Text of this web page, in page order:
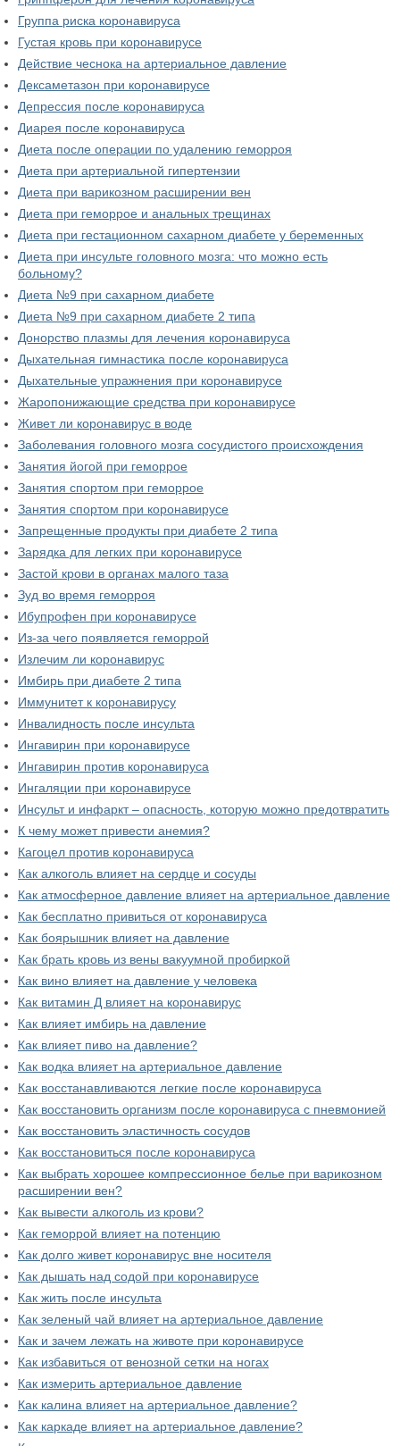
Группа риска коронавируса
Густая кровь при коронавирусе
Действие чеснока на артериальное давление
Дексаметазон при коронавирусе
Депрессия после коронавируса
Диарея после коронавируса
Диета после операции по удалению геморроя
Диета при артериальной гипертензии
Диета при варикозном расширении вен
Диета при геморрое и анальных трещинах
Диета при гестационном сахарном диабете у беременных
Диета при инсульте головного мозга: что можно есть
больному?
Диета №9 при сахарном диабете
Диета №9 при сахарном диабете 2 типа
Донорство плазмы для лечения коронавируса
Дыхательная гимнастика после коронавируса
Дыхательные упражнения при коронавирусе
Жаропонижающие средства при коронавирусе
Живет ли коронавирус в воде
Заболевания головного мозга сосудистого происхождения
Занятия йогой при геморрое
Занятия спортом при геморрое
Занятия спортом при коронавирусе
Запрещенные продукты при диабете 2 типа
Зарядка для легких при коронавирусе
Застой крови в органах малого таза
Зуд во время геморроя
Ибупрофен при коронавирусе
Из-за чего появляется геморрой
Излечим ли коронавирус
Имбирь при диабете 2 типа
Иммунитет к коронавирусу
Инвалидность после инсульта
Ингавирин при коронавирусе
Ингавирин против коронавируса
Ингаляции при коронавирусе
Инсульт и инфаркт – опасность, которую можно предотвратить
К чему может привести анемия?
Кагоцел против коронавируса
Как алкоголь влияет на сердце и сосуды
Как атмосферное давление влияет на артериальное давление
Как бесплатно привиться от коронавируса
Как боярышник влияет на давление
Как брать кровь из вены вакуумной пробиркой
Как вино влияет на давление у человека
Как витамин Д влияет на коронавирус
Как влияет имбирь на давление
Как влияет пиво на давление?
Как водка влияет на артериальное давление
Как восстанавливаются легкие после коронавируса
Как восстановить организм после коронавируса с пневмонией
Как восстановить эластичность сосудов
Как восстановиться после коронавируса
Как выбрать хорошее компрессионное белье при варикозном
расширении вен?
Как вывести алкоголь из крови?
Как геморрой влияет на потенцию
Как долго живет коронавирус вне носителя
Как дышать над содой при коронавирусе
Как жить после инсульта
Как зеленый чай влияет на артериальное давление
Как и зачем лежать на животе при коронавирусе
Как избавиться от венозной сетки на ногах
Как измерить артериальное давление
Как калина влияет на артериальное давление?
Как каркаде влияет на артериальное давление?